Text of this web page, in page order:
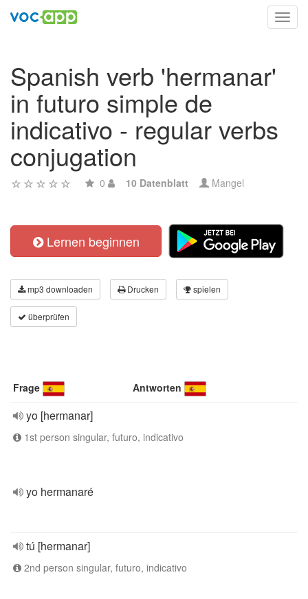
Spanish verb 'hermanar'
in futuro simple de
indicativo - regular verbs
conjugation
0 10 Datenblatt Mangel
Lernen beginnen
mp3 downloaden Drucken spielen
überprüfen
Frage Antworten
yo [hermanar]
1st person singular, futuro, indicativo
yo hermanaré
tú [hermanar]
2nd person singular, futuro, indicativo